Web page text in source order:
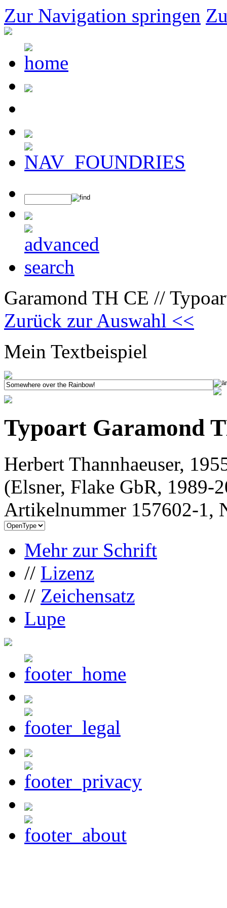
Zur Navigation springen
Garamond TH CE //
Zurück zur Auswahl <<
Mein Textbeispiel
Typoart Garamond
Herbert Thannhaeuser,
(Elsner, Flake GbR, 1989-
Artikelnummer 157602-1,
Mehr zur Schrift
// Lizenz
// Zeichensatz
Lupe